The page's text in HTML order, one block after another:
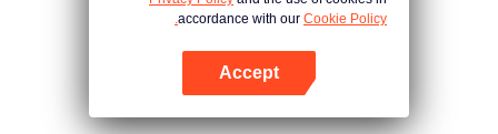
accordance with our Cookie Policy.
Accept